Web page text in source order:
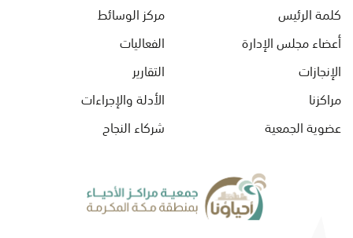
كلمة الرئيس
أعضاء مجلس الإدارة
الإنجازات
مراكزنا
عضوية الجمعية
مركز الوسائط
الفعاليات
التقارير
الأدلة والإجراءات
شركاء النجاح